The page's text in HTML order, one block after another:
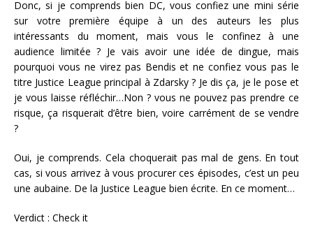
Donc, si je comprends bien DC, vous confiez une mini série
sur votre première équipe à un des auteurs les plus
intéressants du moment, mais vous le confinez à une
audience limitée ? Je vais avoir une idée de dingue, mais
pourquoi vous ne virez pas Bendis et ne confiez vous pas le
titre Justice League principal à Zdarsky ? Je dis ça, je le pose et
je vous laisse réfléchir…Non ? vous ne pouvez pas prendre ce
risque, ça risquerait d’être bien, voire carrément de se vendre
?
Oui, je comprends. Cela choquerait pas mal de gens. En tout
cas, si vous arrivez à vous procurer ces épisodes, c’est un peu
une aubaine. De la Justice League bien écrite. En ce moment…
Verdict : Check it